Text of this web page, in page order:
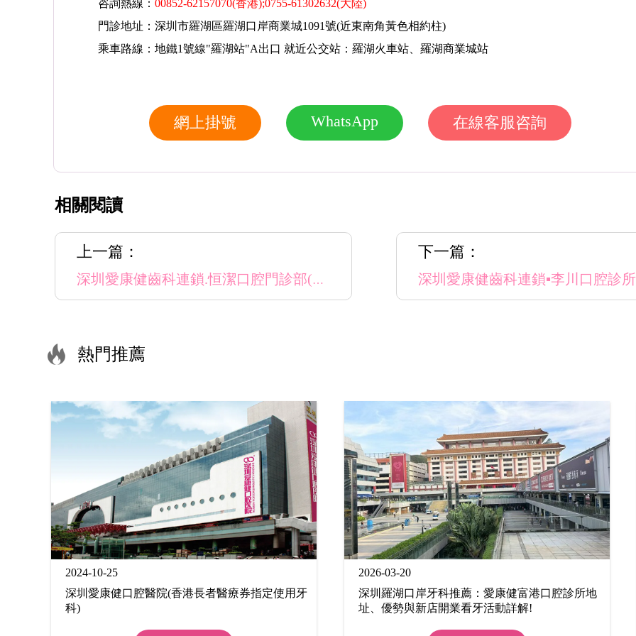
咨詢熱線： 00852-62157070(香港);0755-61302632(大陸)
門診地址：深圳市羅湖區羅湖口岸商業城1091號(近東南角黃色相約柱)
乘車路線：地鐵1號線"羅湖站"A出口 就近公交站：羅湖火車站、羅湖商業城站
網上掛號 WhatsApp 在線客服咨詢
相關閱讀
上一篇：
深圳愛康健齒科連鎖.恒潔口腔門診部(羅湖大劇院店)
下一篇：
熱門推薦
2024-10-25
深圳愛康健口腔醫院(香港長者醫療券指定使用牙
科)
2026-03-20
深圳羅湖口岸牙科推薦：愛康健富港口腔診所地
址、優勢與新店開業看牙活動詳解!